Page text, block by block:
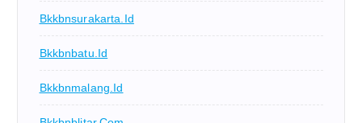
Bkkbnsurakarta.id
Bkkbnbatu.id
Bkkbnmalang.id